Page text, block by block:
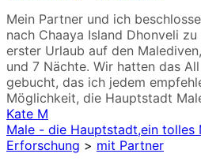
Mein Partner und ich
nach Chaaya Island Dhonveli
erster Urlaub auf den
und 7 Nächte. Wir hatten das
gebucht, das ich jedem
Möglichkeit, die Hauptstadt
Kate M
Male - die Hauptstadt,ein tolles
Erforschung > mit Partner